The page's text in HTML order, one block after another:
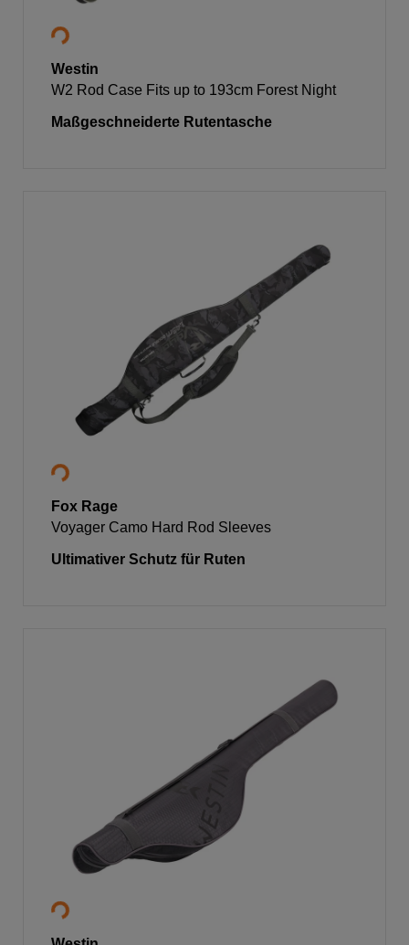
Westin
W2 Rod Case Fits up to 193cm Forest Night
Maßgeschneiderte Rutentasche
Fox Rage
Voyager Camo Hard Rod Sleeves
Ultimativer Schutz für Ruten